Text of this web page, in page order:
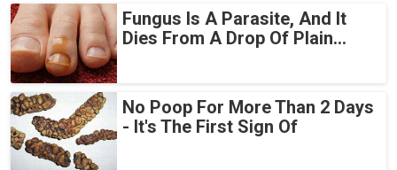
Fungus Is A Parasite, And It
Dies From A Drop Of Plain...
No Poop For More Than 2 Days
- It's The First Sign Of